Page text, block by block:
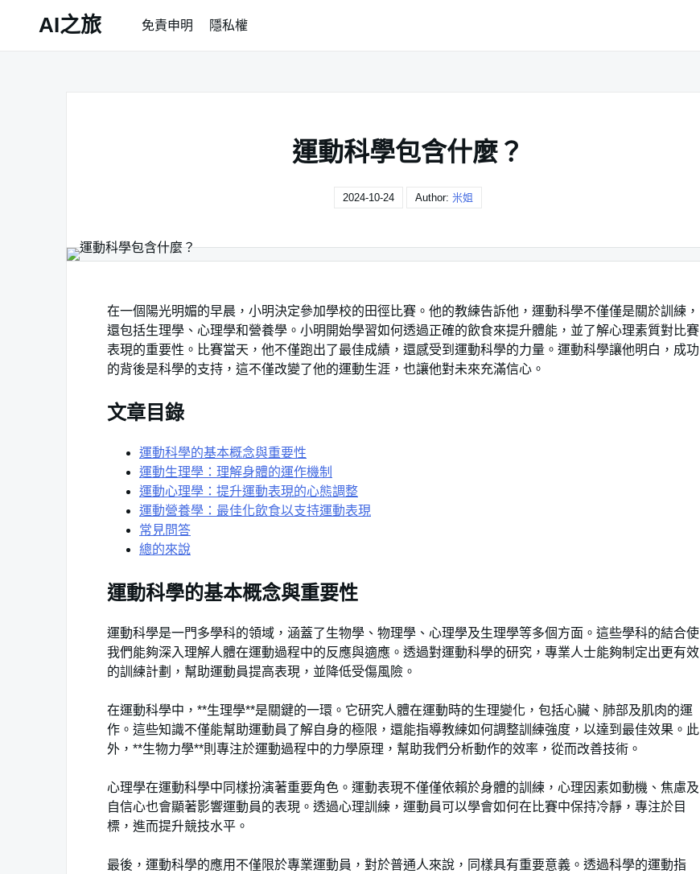
AI之旅 免責申明 隱私權
運動科學包含什麼？
2024-10-24 Author: 米姐
在一個陽光明媚的早晨，小明決定參加學校的田徑比賽。他的教練告訴他，運動科學不僅僅是關於訓練，
還包括生理學、心理學和營養學。小明開始學習如何透過正確的飲食來提升體能，並了解心理素質對比賽
表現的重要性。比賽當天，他不僅跑出了最佳成績，還感受到運動科學的力量。運動科學讓他明白，成功
的背後是科學的支持，這不僅改變了他的運動生涯，也讓他對未來充滿信心。
文章目錄
運動科學的基本概念與重要性‌
運動生理學：理解身體的運作機制​
運動心理學：提升運動表現的心態調整⁣
運動營養學：最佳化飲食以支持運動表現
常見問答
總的來說
運動科學的基本概念與重要性
運動科學是一門多學科的領域，涵蓋了生物學、物理學、心理學及生理學等多個方面。這些學科的結合使
我們能夠深入理解人體在運動過程中的反應與適應。透過對運動科學的研究，專業人士能夠制定出更有效
的訓練計劃，幫助運動員提高表現，並降低受傷風險。
在運動科學中，**生理學**是關鍵的一環。它研究人體在運動時的生理變化，包括心臟、肺部及肌肉的運
作。這些知識不僅能幫助運動員了解自身的極限，還能指導教練如何調整訓練強度，以達到最佳效果。此
外，**生物力學**則專注於運動過程中的力學原理，幫助我們分析動作的效率，從而改善技術。
心理學在運動科學中同樣扮演著重要角色。運動表現不僅僅依賴於身體的訓練，心理因素如動機、焦慮及
自信心也會顯著影響運動員的表現。透過心理訓練，運動員可以學會如何在比賽中保持冷靜，專注於目
標，進而提升競技水平。
最後，運動科學的應用不僅限於專業運動員，對於普通人來說，同樣具有重要意義。透過科學的運動指